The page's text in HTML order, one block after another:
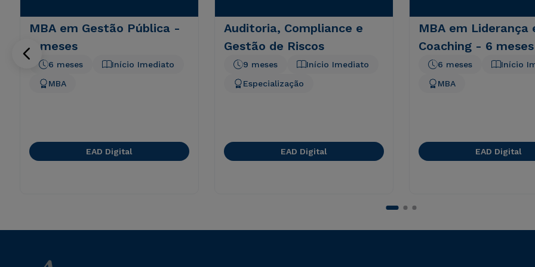
MBA em Gestão Pública -
6 meses
Início Imediato
6 meses
MBA
EAD Digital
Auditoria, Compliance e
Gestão de Riscos
Início Imediato
9 meses
Especialização
EAD Digital
MBA em Liderança
Coaching - 6 meses
Início
6 meses
MBA
EAD Digital